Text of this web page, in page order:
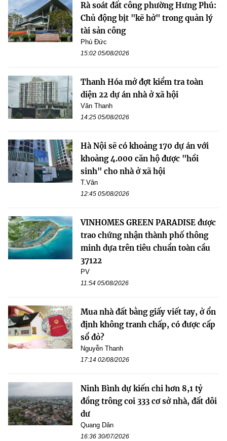
Rà soát đất công phường Hưng Phú:
Chủ động bịt "kẽ hở" trong quản lý
tài sản công
Phú Đức
15:02 05/08/2026
Thanh Hóa mở đợt kiểm tra toàn
diện 22 dự án nhà ở xã hội
Văn Thanh
14:25 05/08/2026
Hà Nội sẽ có khoảng 170 dự án với
khoảng 4.000 căn hộ được "hồi
sinh" cho nhà ở xã hội
T.Vân
12:45 05/08/2026
VINHOMES GREEN PARADISE được
trao chứng nhận thành phố thông
minh dựa trên tiêu chuẩn toàn cầu
37122
PV
11:54 05/08/2026
Mua nhà đất bằng giấy viết tay, ở ổn
định không tranh chấp, có được cấp
sổ đỏ?
Nguyễn Thanh
17:14 02/08/2026
Ninh Bình dự kiến chi hơn 8,1 tỷ
đồng trông coi 333 cơ sở nhà, đất dôi
dư
Quang Dân
16:36 30/07/2026